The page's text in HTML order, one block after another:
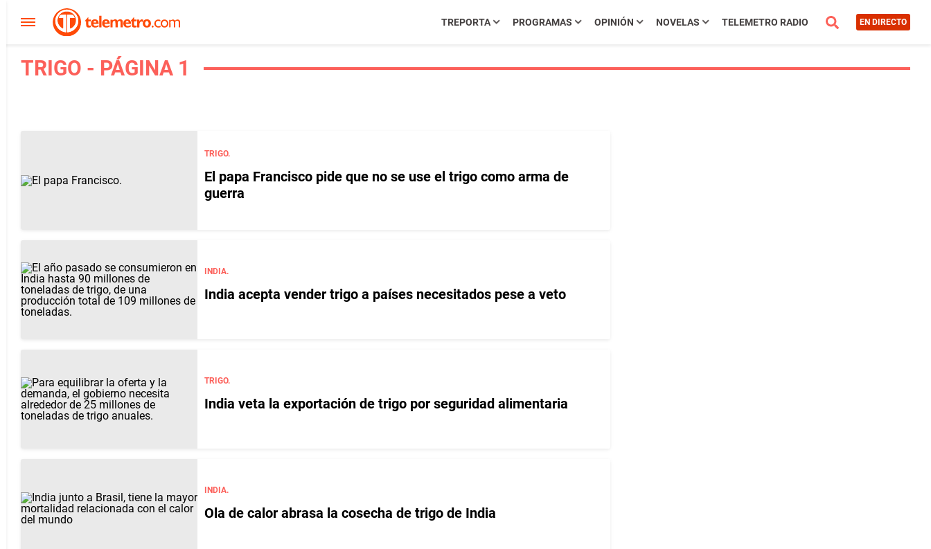
TREPORTA PROGRAMAS OPINIÓN NOVELAS TELEMETRO RADIO EN DIRECTO
TRIGO - PÁGINA 1
TRIGO.
El papa Francisco pide que no se use el trigo como arma de
guerra
INDIA.
India acepta vender trigo a países necesitados pese a veto
TRIGO.
India veta la exportación de trigo por seguridad alimentaria
INDIA.
Ola de calor abrasa la cosecha de trigo de India